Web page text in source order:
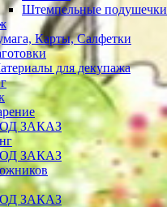
Штемпельные подушечки
Карты, Салфетки
для декупажа
ЗАКАЗ
ЗАКАЗ
ЗАКАЗ